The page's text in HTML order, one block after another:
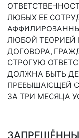
ЛЮБЫХ ЕЕ
ЛЮБОЙ ТЕОРИЕЙ
ДОГОВОРА,
СТРОГУЮ
ДОЛЖНА БЫТЬ
ПРЕВЫШАЮЩЕЙ
ЗА ТРИ МЕСЯЦА